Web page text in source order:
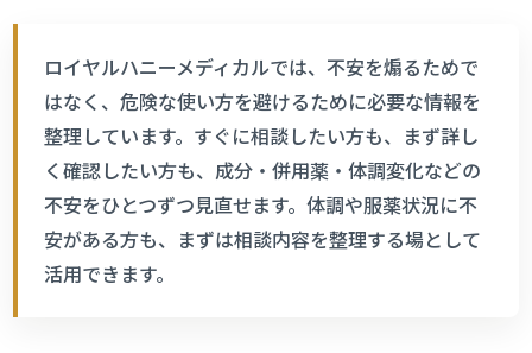
ロイヤルハニーメディカルでは、不安を煽るためで
はなく、危険な使い方を避けるために必要な情報を
整理しています。すぐに相談したい方も、まず詳し
く確認したい方も、成分・併用薬・体調変化などの
不安をひとつずつ見直せます。体調や服薬状況に不
安がある方も、まずは相談内容を整理する場として
活用できます。